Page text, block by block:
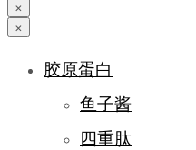
×
×
胶原蛋白
鱼子酱
四重肽